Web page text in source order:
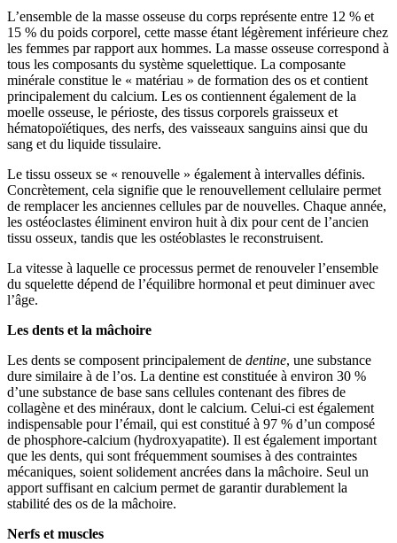
L’ensemble de la masse osseuse du corps représente entre 12 % et
15 % du poids corporel, cette masse étant légèrement inférieure chez
les femmes par rapport aux hommes. La masse osseuse correspond à
tous les composants du système squelettique. La composante
minérale constitue le « matériau » de formation des os et contient
principalement du calcium. Les os contiennent également de la
moelle osseuse, le périoste, des tissus corporels graisseux et
hématopoïétiques, des nerfs, des vaisseaux sanguins ainsi que du
sang et du liquide tissulaire.
Le tissu osseux se « renouvelle » également à intervalles définis.
Concrètement, cela signifie que le renouvellement cellulaire permet
de remplacer les anciennes cellules par de nouvelles. Chaque année,
les ostéoclastes éliminent environ huit à dix pour cent de l’ancien
tissu osseux, tandis que les ostéoblastes le reconstruisent.
La vitesse à laquelle ce processus permet de renouveler l’ensemble
du squelette dépend de l’équilibre hormonal et peut diminuer avec
l’âge.
Les dents et la mâchoire
Les dents se composent principalement de dentine, une substance
dure similaire à de l’os. La dentine est constituée à environ 30 %
d’une substance de base sans cellules contenant des fibres de
collagène et des minéraux, dont le calcium. Celui-ci est également
indispensable pour l’émail, qui est constitué à 97 % d’un composé
de phosphore-calcium (hydroxyapatite). Il est également important
que les dents, qui sont fréquemment soumises à des contraintes
mécaniques, soient solidement ancrées dans la mâchoire. Seul un
apport suffisant en calcium permet de garantir durablement la
stabilité des os de la mâchoire.
Nerfs et muscles